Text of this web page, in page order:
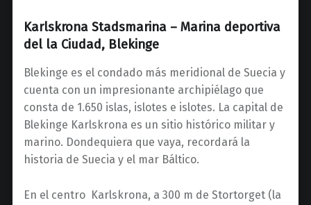
Karlskrona Stadsmarina – Marina deportiva
del la Ciudad, Blekinge
Blekinge es el condado más meridional de Suecia y
cuenta con un impresionante archipiélago que
consta de 1.650 islas, islotes e islotes. La capital de
Blekinge Karlskrona es un sitio histórico militar y
marino. Dondequiera que vaya, recordará la
historia de Suecia y el mar Báltico.
En el centro Karlskrona, a 300 m de Stortorget (la